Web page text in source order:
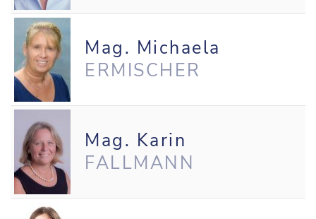
Mag. Michaela
ERMISCHER
Mag. Karin
FALLMANN